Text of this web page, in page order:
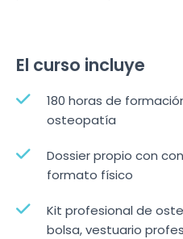
El curso incluye
180 horas de
osteopatía
Dossier propio con
formato físico
Kit profesional de
bolsa, vestuario